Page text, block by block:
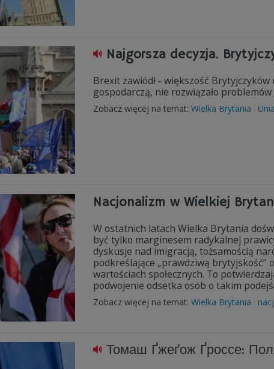
Najgorsza decyzja.
Brexit zawiódł - większość
gospodarczą, nie rozwiązało
Zobacz więcej na temat: Wielka Brytania
Nacjonalizm w Wielkiej
W ostatnich latach Wielka Brytania
być tylko marginesem radykalnej
dyskusje nad imigracją, tożsamością
podkreślające „prawdziwą brytyjskość”
wartościach społecznych. To
podwojenie odsetka osób o takim
Zobacz więcej na temat: Wielka Brytania
Томаш Ґжеґож Ґроссе: